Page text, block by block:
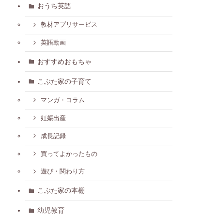
おうち英語
教材アプリサービス
英語動画
おすすめおもちゃ
こぶた家の子育て
マンガ・コラム
妊娠出産
成長記録
買ってよかったもの
遊び・関わり方
こぶた家の本棚
幼児教育